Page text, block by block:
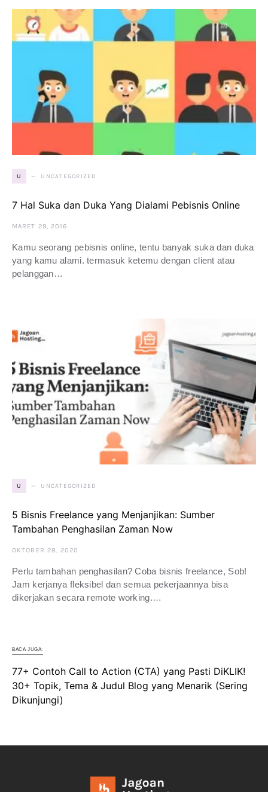
U UNCATEGORIZED
7 Hal Suka dan Duka Yang Dialami Pebisnis Online
MARET 29, 2016
Kamu seorang pebisnis online, tentu banyak suka dan duka
yang kamu alami. termasuk ketemu dengan client atau
pelanggan…
U UNCATEGORIZED
5 Bisnis Freelance yang Menjanjikan: Sumber
Tambahan Penghasilan Zaman Now
OKTOBER 28, 2020
Perlu tambahan penghasilan? Coba bisnis freelance, Sob!
Jam kerjanya fleksibel dan semua pekerjaannya bisa
dikerjakan secara remote working.…
BACA JUGA:
77+ Contoh Call to Action (CTA) yang Pasti DiKLIK!
30+ Topik, Tema & Judul Blog yang Menarik (Sering
Dikunjungi)